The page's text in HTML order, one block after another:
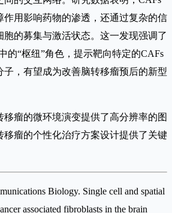
作用影响药物的渗透，还通过复杂的信
的募集与激活状态。这一发现强调了
的“枢纽”角色，提示靶向特定的CAFs
子，有望成为改善脑转移瘤预后的新型
瘤的微环境演变提供了高分辨率的图
移瘤的个性化治疗方案设计提供了关键
Biology. Single cell and spatial
associated fibroblasts in the brain